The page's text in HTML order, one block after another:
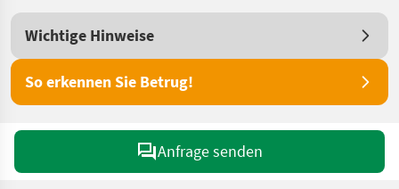
Wichtige Hinweise
So erkennen Sie Betrug!
Anfrage senden